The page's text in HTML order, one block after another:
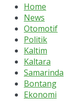
Home
News
Otomotif
Politik
Kaltim
Kaltara
Samarinda
Bontang
Ekonomi